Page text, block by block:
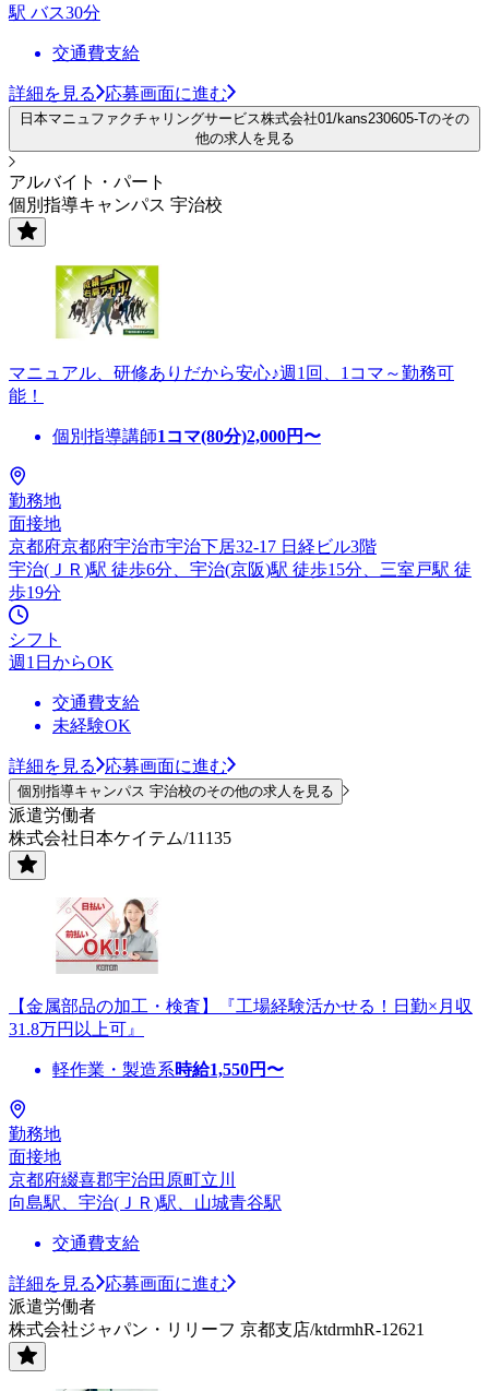
駅 バス30分
交通費支給
詳細を見る 応募画面に進む
日本マニュファクチャリングサービス株式会社01/kans230605-Tのその
他の求人を見る
アルバイト・パート
個別指導キャンパス 宇治校
マニュアル、研修ありだから安心♪週1回、1コマ～勤務可
能！
個別指導講師1コマ(80分)2,000円〜
勤務地
面接地
京都府京都府宇治市宇治下居32-17 日経ビル3階
宇治(ＪＲ)駅 徒歩6分、宇治(京阪)駅 徒歩15分、三室戸駅 徒
歩19分
シフト
週1日からOK
交通費支給
未経験OK
詳細を見る 応募画面に進む
個別指導キャンパス 宇治校のその他の求人を見る
派遣労働者
株式会社日本ケイテム/11135
【金属部品の加工・検査】『工場経験活かせる！日勤×月収
31.8万円以上可』
軽作業・製造系時給1,550円〜
勤務地
面接地
京都府綴喜郡宇治田原町立川
向島駅、宇治(ＪＲ)駅、山城青谷駅
交通費支給
詳細を見る
応募画面に進む
派遣労働者
株式会社ジャパン・リリーフ 京都支店/ktdrmhR-12621